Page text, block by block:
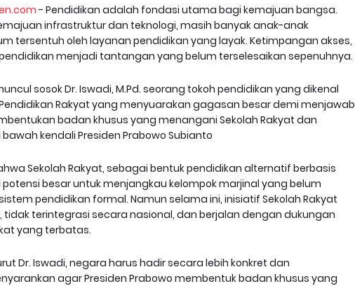
- Pendidikan adalah fondasi utama bagi kemajuan bangsa.
infrastruktur dan teknologi, masih banyak anak-anak
tersentuh oleh layanan pendidikan yang layak. Ketimpangan akses,
menjadi tantangan yang belum terselesaikan sepenuhnya.
sosok Dr. Iswadi, M.Pd. seorang tokoh pendidikan yang dikenal
Rakyat yang menyuarakan gagasan besar demi menjawab
badan khusus yang menangani Sekolah Rakyat dan
kendali Presiden Prabowo Subianto
Sekolah Rakyat, sebagai bentuk pendidikan alternatif berbasis
besar untuk menjangkau kelompok marjinal yang belum
pendidikan formal. Namun selama ini, inisiatif Sekolah Rakyat
tidak terintegrasi secara nasional, dan berjalan dengan dukungan
yang terbatas.
Dr. Iswadi, negara harus hadir secara lebih konkret dan
agar Presiden Prabowo membentuk badan khusus yang